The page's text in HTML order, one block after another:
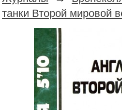
танки Второй мировой